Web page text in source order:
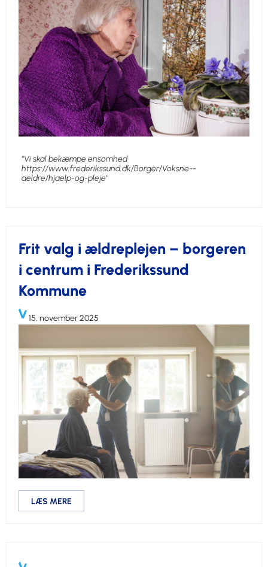
"Vi skal bekæmpe ensomhed
https://www.frederikssund.dk/Borger/Voksne--
aeldre/hjaelp-og-pleje"
Frit valg i ældreplejen – borgeren
i centrum i Frederikssund
Kommune
15. november 2025
LÆS MERE